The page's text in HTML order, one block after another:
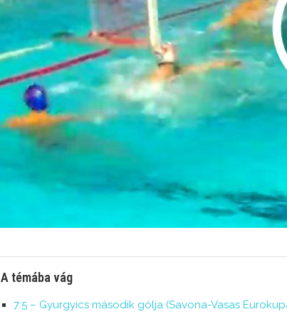
A témába vág
7:5 – Gyurgyics második gólja (Savona-Vasas